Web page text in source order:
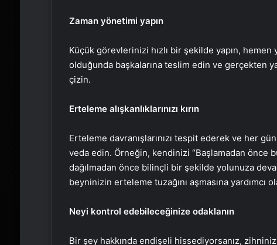
Zaman yönetimi yapın
Küçük görevlerinizi hızlı bir şekilde yapın,
olduğunda başkalarına teslim edin ve gerçekten
çizin.
Erteleme alışkanlıklarınızı kırın
Erteleme davranışlarınızı tespit ederek ve her
veda edin. Örneğin, kendinizi “Başlamadan önce
dağılmadan önce bilinçli bir şekilde yolunuza
beyninizin erteleme tuzağını aşmasına yardımcı
Neyi kontrol edebileceğinize odaklanın
Bir şey hakkında endişeli hissediyorsanız,